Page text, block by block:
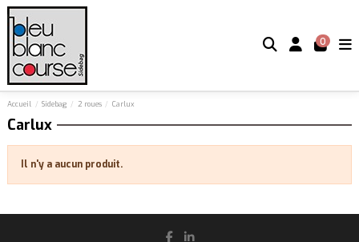
0
Accueil Sidebag 2 roues Carlux
Carlux
Il n'y a aucun produit.